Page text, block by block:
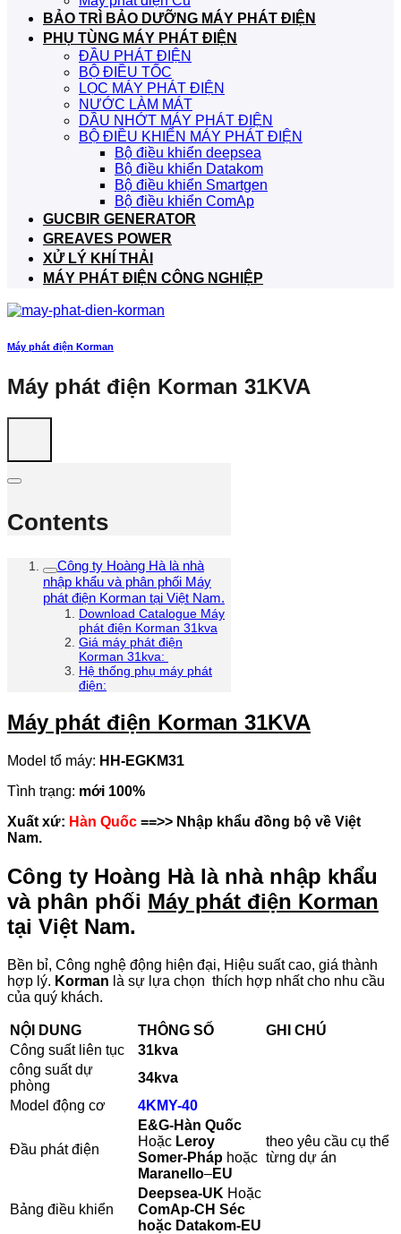
BẢO TRÌ BẢO DƯỠNG MÁY PHÁT ĐIỆN
PHỤ TÙNG MÁY PHÁT ĐIỆN
ĐẦU PHÁT ĐIỆN
BỘ ĐIỀU TỐC
LỌC MÁY PHÁT ĐIỆN
NƯỚC LÀM MÁT
DẦU NHỚT MÁY PHÁT ĐIỆN
BỘ ĐIỀU KHIỂN MÁY PHÁT ĐIỆN
Bộ điều khiển deepsea
Bộ điều khiển Datakom
Bộ điều khiển Smartgen
Bộ điều khiển ComAp
GUCBIR GENERATOR
GREAVES POWER
XỬ LÝ KHÍ THẢI
MÁY PHÁT ĐIỆN CÔNG NGHIỆP
Máy phát điện Korman
Máy phát điện Korman 31KVA
Contents
Công ty Hoàng Hà là nhà
nhập khẩu và phân phối Máy
phát điện Korman tại Việt Nam.
Download Catalogue Máy
phát điện Korman 31kva
Giá máy phát điện
Korman 31kva:
Hệ thống phụ máy phát
điện:
Máy phát điện Korman 31KVA
Model tổ máy: HH-EGKM31
Tình trạng: mới 100%
Xuất xứ: Hàn Quốc ==>> Nhập khẩu đồng bộ về Việt
Nam.
Công ty Hoàng Hà là nhà nhập khẩu
và phân phối Máy phát điện Korman
tại Việt Nam.
Bền bỉ, Công nghệ động hiện đại, Hiệu suất cao, giá thành
hợp lý. Korman là sự lựa chọn thích hợp nhất cho nhu cầu
của quý khách.
NỘI DUNG THÔNG SỐ
GHI CHÚ
Công suất liên tục
31kva
công suất dự
phòng
34kva
Model động cơ
4KMY-40
Đầu phát điện
E&G-Hàn Quốc
Hoặc Leroy
Somer-Pháp hoặc
Maranello–EU
theo yêu cầu cụ thể
từng dự án
Bảng điều khiển
Deepsea-UK Hoặc
ComAp-CH Séc
hoặc Datakom-EU